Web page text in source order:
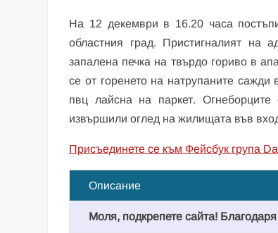
На 12 декември в 16.20 часа
областния град. Пристигналият на
запалена печка на твърдо гориво в
се от горенето на натрупаните
пвц лайсна на паркет.
извършили оглед на жилищата във
Присъединете се към Фейсбук група
Описание
Моля, подкрепете сайта!